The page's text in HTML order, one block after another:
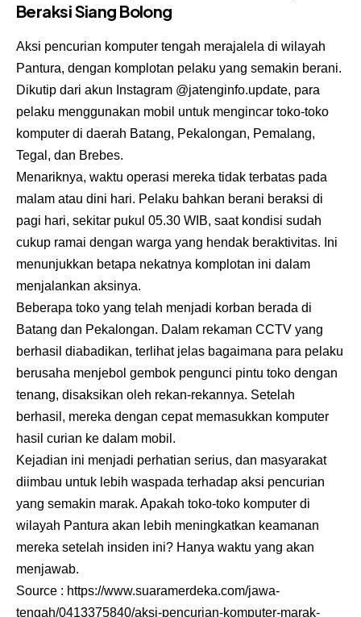
Beraksi Siang Bolong
Aksi pencurian komputer tengah merajalela di wilayah
Pantura, dengan komplotan pelaku yang semakin berani.
Dikutip dari akun Instagram @jatenginfo.update, para
pelaku menggunakan mobil untuk mengincar toko-toko
komputer di daerah Batang, Pekalongan, Pemalang,
Tegal, dan Brebes.
Menariknya, waktu operasi mereka tidak terbatas pada
malam atau dini hari. Pelaku bahkan berani beraksi di
pagi hari, sekitar pukul 05.30 WIB, saat kondisi sudah
cukup ramai dengan warga yang hendak beraktivitas. Ini
menunjukkan betapa nekatnya komplotan ini dalam
menjalankan aksinya.
Beberapa toko yang telah menjadi korban berada di
Batang dan Pekalongan. Dalam rekaman CCTV yang
berhasil diabadikan, terlihat jelas bagaimana para pelaku
berusaha menjebol gembok pengunci pintu toko dengan
tenang, disaksikan oleh rekan-rekannya. Setelah
berhasil, mereka dengan cepat memasukkan komputer
hasil curian ke dalam mobil.
Kejadian ini menjadi perhatian serius, dan masyarakat
diimbau untuk lebih waspada terhadap aksi pencurian
yang semakin marak. Apakah toko-toko komputer di
wilayah Pantura akan lebih meningkatkan keamanan
mereka setelah insiden ini? Hanya waktu yang akan
menjawab.
Source : https://www.suaramerdeka.com/jawa-
tengah/0413375840/aksi-pencurian-komputer-marak-